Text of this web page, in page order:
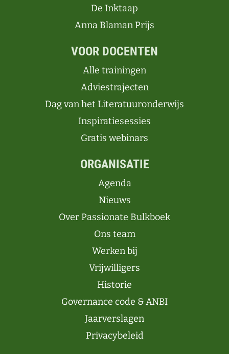
De Inktaap
Anna Blaman Prijs
VOOR DOCENTEN
Alle trainingen
Adviestrajecten
Dag van het Literatuuronderwijs
Inspiratiesessies
Gratis webinars
ORGANISATIE
Agenda
Nieuws
Over Passionate Bulkboek
Ons team
Werken bij
Vrijwilligers
Historie
Governance code & ANBI
Jaarverslagen
Privacybeleid